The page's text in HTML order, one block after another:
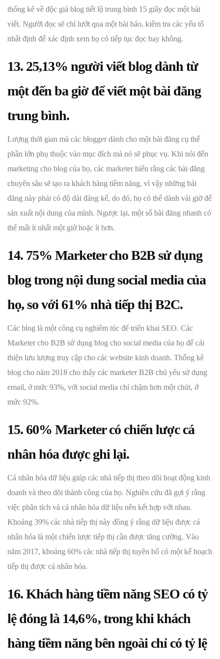
thống kê về độc giả blog tiết lộ trung bình 15 giây đọc một bài
viết. Người đọc sẽ chỉ lướt qua một bài báo, kiểm tra các yếu tố
nhất định để xác định xem họ có tiếp tục đọc hay không.
13. 25,13% người viết blog dành từ
một đến ba giờ để viết một bài đăng
trung bình.
Lượng thời gian mà các blogger dành cho một bài đăng cụ thể
phần lớn phụ thuộc vào mục đích mà nó sẽ phục vụ. Khi nói đến
marketing cho blog của họ, các marketer hiểu rằng các bài đăng
chuyên sâu sẽ tạo ra khách hàng tiềm năng, vì vậy những bài
đăng này phải có độ dài đáng kể, do đó, họ có thể dành vài giờ để
sản xuất nội dung của mình. Ngược lại, một số bài đăng nhanh có
thể mất ít nhất một giờ hoặc ít hơn.
14. 75% Marketer cho B2B sử dụng
blog trong nội dung social media của
họ, so với 61% nhà tiếp thị B2C.
Các blog là một công cụ nghiêm túc để triển khai SEO. Các
Marketer cho B2B sử dụng blog cho social media của họ để cải
thiện lưu lượng truy cập cho các website kinh doanh. Thống kê
blog cho năm 2018 cho thấy các marketer B2B chủ yếu sử dụng
email, ở mức 93%, với social media chỉ chậm hơn một chút, ở
mức 92%.
15. 60% Marketer có chiến lược cá
nhân hóa được ghi lại.
Cá nhân hóa dữ liệu giúp các nhà tiếp thị theo dõi hoạt động kinh
doanh và theo dõi thành công của họ. Nghiên cứu đã gợi ý rằng
việc phân tích và cá nhân hóa dữ liệu nên kết hợp với nhau.
Khoảng 39% các nhà tiếp thị này đồng ý rằng dữ liệu được cá
nhân hóa là một chiến lược tiếp thị cần được tăng cường. Vào
năm 2017, khoảng 60% các nhà tiếp thị tuyên bố có một kế hoạch
tiếp thị được cá nhân hóa.
16. Khách hàng tiềm năng SEO có tỷ
lệ đóng là 14,6%, trong khi khách
hàng tiềm năng bên ngoài chỉ có tỷ lệ